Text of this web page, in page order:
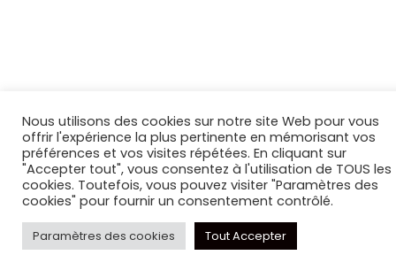
Nous utilisons des cookies sur notre site Web pour vous
offrir l'expérience la plus pertinente en mémorisant vos
préférences et vos visites répétées. En cliquant sur
"Accepter tout", vous consentez à l'utilisation de TOUS les
cookies. Toutefois, vous pouvez visiter "Paramètres des
cookies" pour fournir un consentement contrôlé.
Paramètres des cookies Tout Accepter